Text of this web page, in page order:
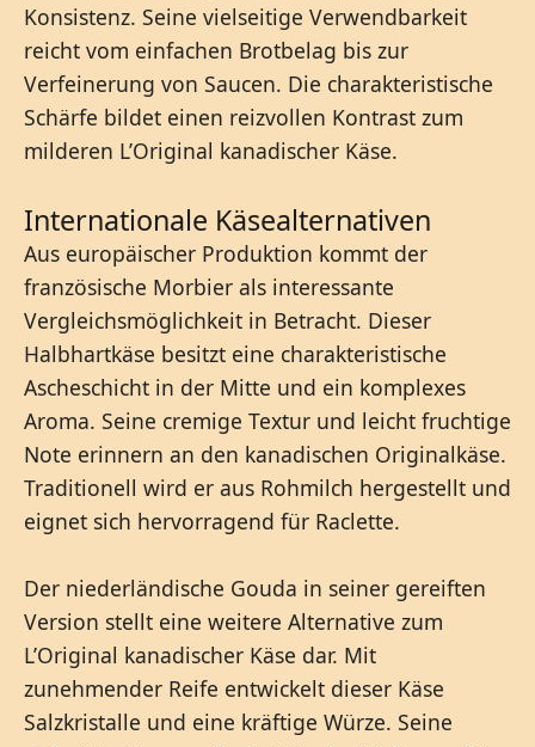
Konsistenz. Seine vielseitige Verwendbarkeit
reicht vom einfachen Brotbelag bis zur
Verfeinerung von Saucen. Die charakteristische
Schärfe bildet einen reizvollen Kontrast zum
milderen L’Original kanadischer Käse.
Internationale Käsealternativen
Aus europäischer Produktion kommt der
französische Morbier als interessante
Vergleichsmöglichkeit in Betracht. Dieser
Halbhartkäse besitzt eine charakteristische
Ascheschicht in der Mitte und ein komplexes
Aroma. Seine cremige Textur und leicht fruchtige
Note erinnern an den kanadischen Originalkäse.
Traditionell wird er aus Rohmilch hergestellt und
eignet sich hervorragend für Raclette.
Der niederländische Gouda in seiner gereiften
Version stellt eine weitere Alternative zum
L’Original kanadischer Käse dar. Mit
zunehmender Reife entwickelt dieser Käse
Salzkristalle und eine kräftige Würze. Seine